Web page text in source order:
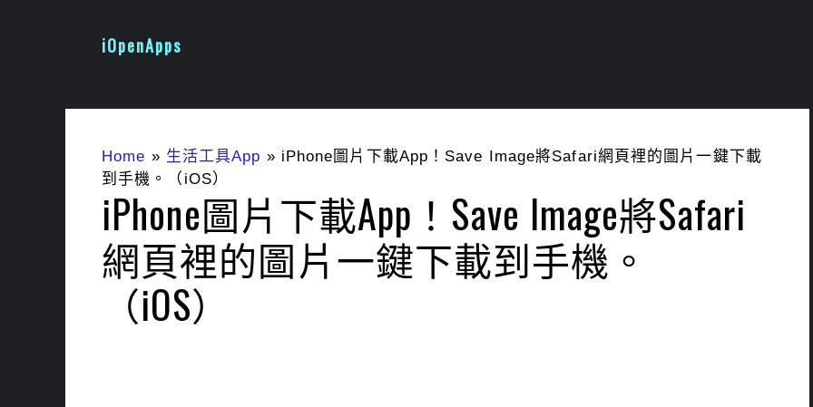
iOpenApps
Home » 生活工具App » iPhone圖片下載App！Save Image將Safari網頁裡的圖片一鍵下載
到手機。（iOS）
iPhone圖片下載App！Save Image將Safari
網頁裡的圖片一鍵下載到手機。
（iOS）